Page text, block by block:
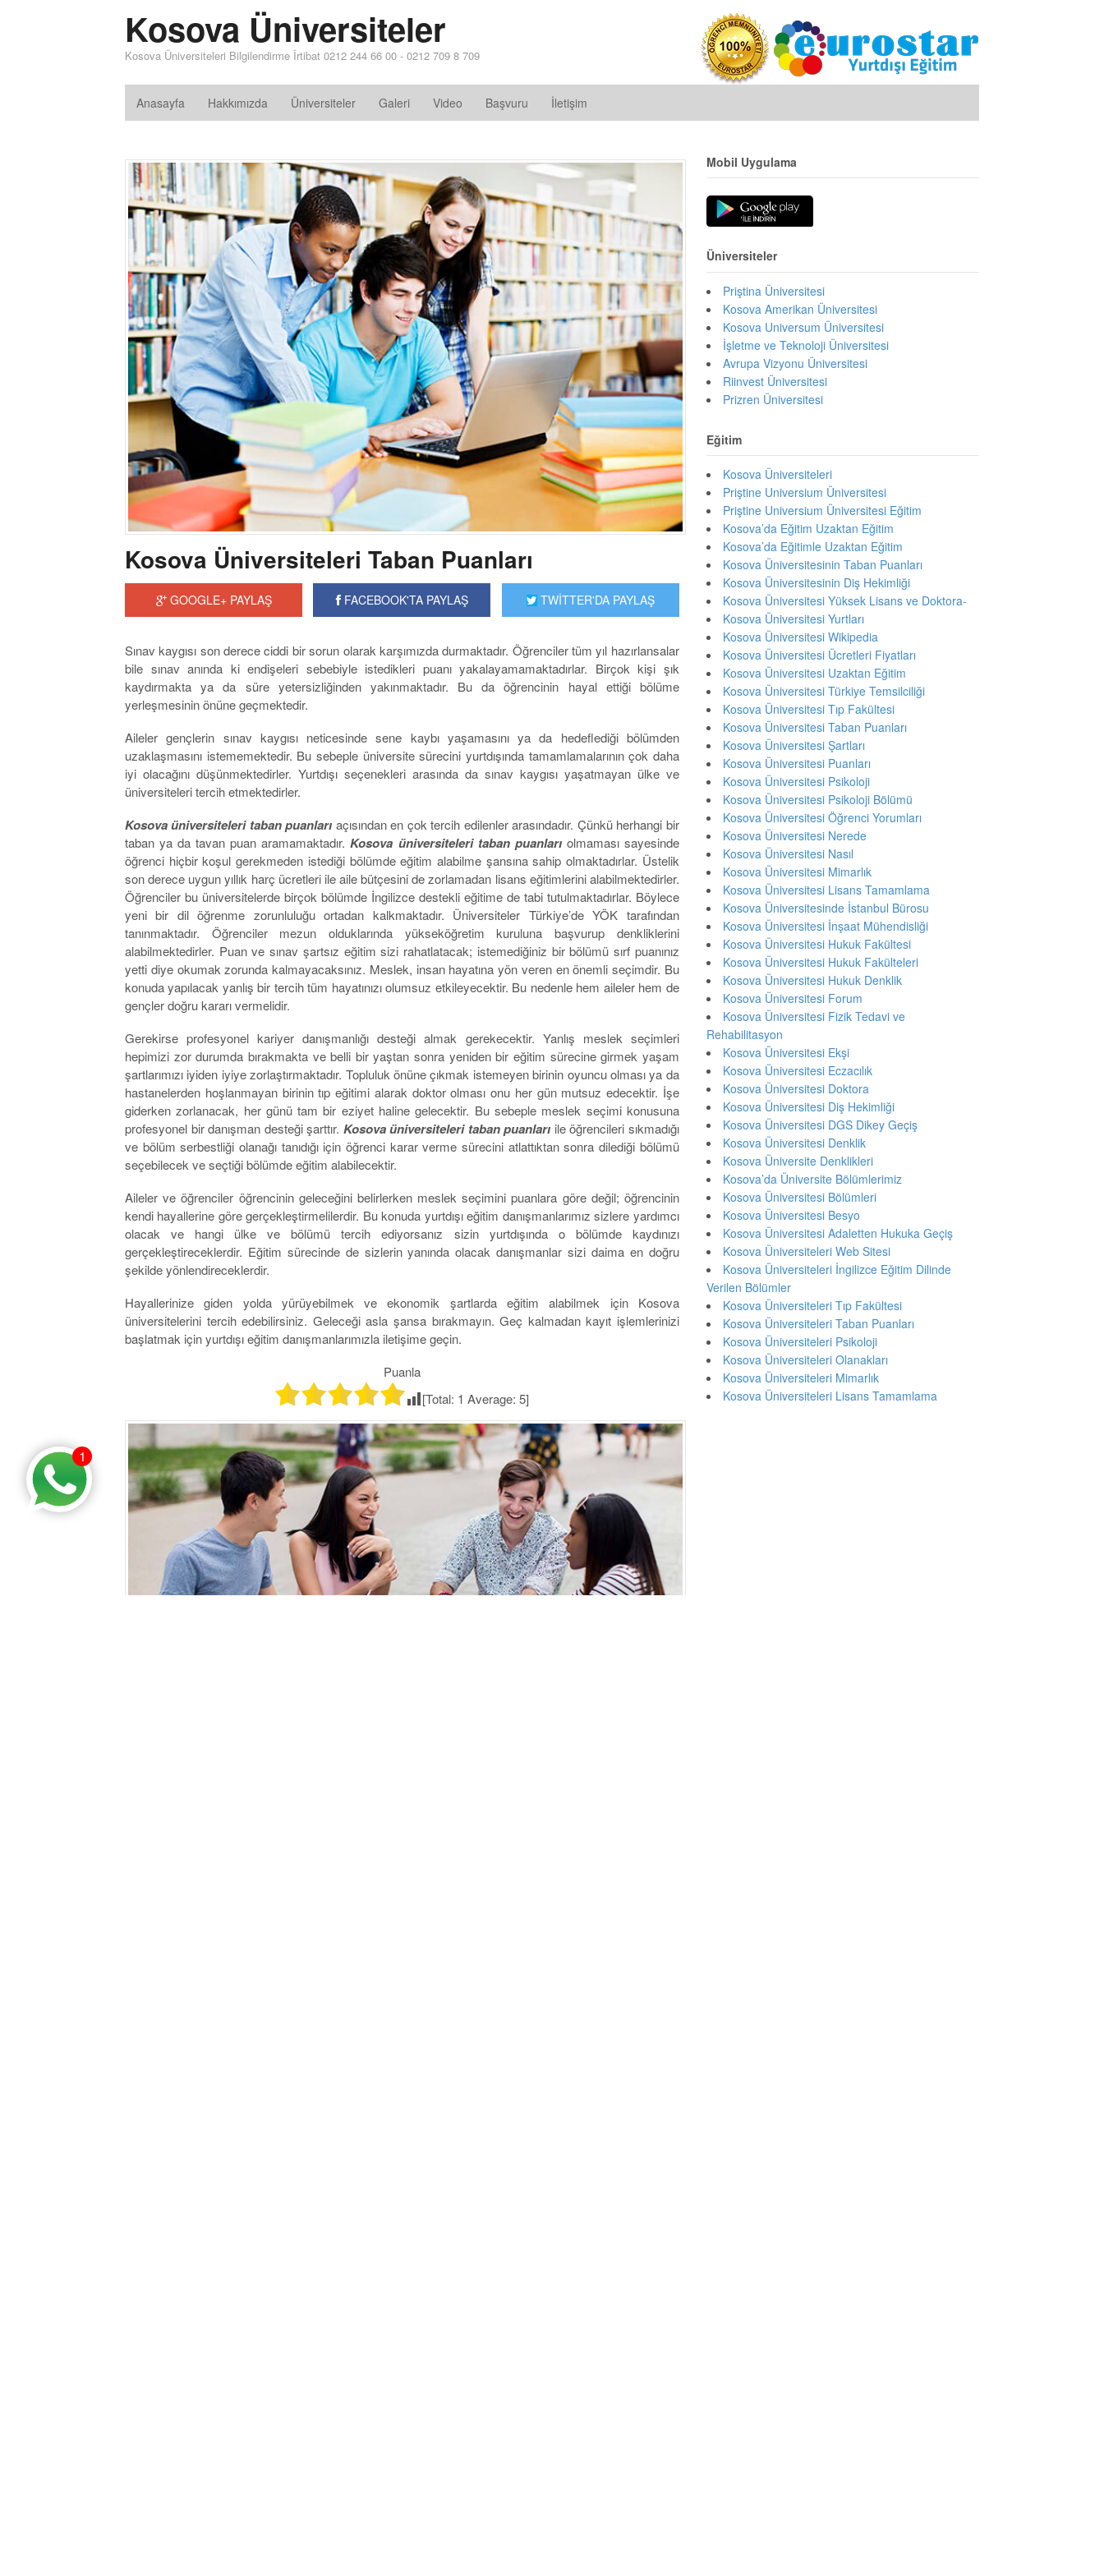
Kosova Üniversiteler
Kosova Üniversiteleri Bilgilendirme İrtibat 0212 244 66 00 - 0212 709 8 709
Anasayfa Hakkımızda Üniversiteler Galeri Video Başvuru İletişim
Kosova Üniversiteleri Taban Puanları
GOOGLE+ PAYLAŞ FACEBOOK'TA PAYLAŞ TWİTTER'DA PAYLAŞ
Sınav kaygısı son derece ciddi bir sorun olarak karşımızda durmaktadır. Öğrenciler tüm yıl hazırlansalar
bile sınav anında ki endişeleri sebebiyle istedikleri puanı yakalayamamaktadırlar. Birçok kişi şık
kaydırmakta ya da süre yetersizliğinden yakınmaktadır. Bu da öğrencinin hayal ettiği bölüme
yerleşmesinin önüne geçmektedir.
Aileler gençlerin sınav kaygısı neticesinde sene kaybı yaşamasını ya da hedeflediği bölümden
uzaklaşmasını istememektedir. Bu sebeple üniversite sürecini yurtdışında tamamlamalarının çok daha
iyi olacağını düşünmektedirler. Yurtdışı seçenekleri arasında da sınav kaygısı yaşatmayan ülke ve
üniversiteleri tercih etmektedirler.
Kosova üniversiteleri taban puanları açısından en çok tercih edilenler arasındadır. Çünkü herhangi bir
taban ya da tavan puan aramamaktadır.Kosova üniversiteleri taban puanları olmaması sayesinde
öğrenci hiçbir koşul gerekmeden istediği bölümde eğitim alabilme şansına sahip olmaktadırlar. Üstelik
son derece uygun yıllık harç ücretleri ile aile bütçesini de zorlamadan lisans eğitimlerini alabilmektedirler.
Öğrenciler bu üniversitelerde birçok bölümde İngilizce destekli eğitime de tabi tutulmaktadırlar. Böylece
yeni bir dil öğrenme zorunluluğu ortadan kalkmaktadır. Üniversiteler Türkiye’de YÖK tarafından
tanınmaktadır. Öğrenciler mezun olduklarında yükseköğretim kuruluna başvurup denkliklerini
alabilmektedirler. Puan ve sınav şartsız eğitim sizi rahatlatacak; istemediğiniz bir bölümü sırf puanınız
yetti diye okumak zorunda kalmayacaksınız. Meslek, insan hayatına yön veren en önemli seçimdir. Bu
konuda yapılacak yanlış bir tercih tüm hayatınızı olumsuz etkileyecektir. Bu nedenle hem aileler hem de
gençler doğru kararı vermelidir.
Gerekirse profesyonel kariyer danışmanlığı desteği almak gerekecektir. Yanlış meslek seçimleri
hepimizi zor durumda bırakmakta ve belli bir yaştan sonra yeniden bir eğitim sürecine girmek yaşam
şartlarımızı iyiden iyiye zorlaştırmaktadır. Topluluk önüne çıkmak istemeyen birinin oyuncu olması ya da
hastanelerden hoşlanmayan birinin tıp eğitimi alarak doktor olması onu her gün mutsuz edecektir. İşe
giderken zorlanacak, her günü tam bir eziyet haline gelecektir. Bu sebeple meslek seçimi konusuna
profesyonel bir danışman desteği şarttır. Kosova üniversiteleri taban puanları ile öğrencileri sıkmadığı
ve bölüm serbestliği olanağı tanıdığı için öğrenci karar verme sürecini atlattıktan sonra dilediği bölümü
seçebilecek ve seçtiği bölümde eğitim alabilecektir.
Aileler ve öğrenciler öğrencinin geleceğini belirlerken meslek seçimini puanlara göre değil; öğrencinin
kendi hayallerine göre gerçekleştirmelilerdir. Bu konuda yurtdışı eğitim danışmanlarımız sizlere yardımcı
olacak ve hangi ülke ve bölümü tercih ediyorsanız sizin yurtdışında o bölümde kaydınızı
gerçekleştireceklerdir. Eğitim sürecinde de sizlerin yanında olacak danışmanlar sizi daima en doğru
şekilde yönlendireceklerdir.
Hayallerinize giden yolda yürüyebilmek ve ekonomik şartlarda eğitim alabilmek için Kosova
üniversitelerini tercih edebilirsiniz. Geleceği asla şansa bırakmayın. Geç kalmadan kayıt işlemlerinizi
başlatmak için yurtdışı eğitim danışmanlarımızla iletişime geçin.
Puanla
[Total: 1 Average:5]
Mobil Uygulama
Üniversiteler
Priştina Üniversitesi
Kosova Amerikan Üniversitesi
Kosova Universum Üniversitesi
İşletme ve Teknoloji Üniversitesi
Avrupa Vizyonu Üniversitesi
Riinvest Üniversitesi
Prizren Üniversitesi
Eğitim
Kosova Üniversiteleri
Priştine Universium Üniversitesi
Priştine Universium Üniversitesi Eğitim
Kosova’da Eğitim Uzaktan Eğitim
Kosova’da Eğitimle Uzaktan Eğitim
Kosova Üniversitesinin Taban Puanları
Kosova Üniversitesinin Diş Hekimliği
Kosova Üniversitesi Yüksek Lisans ve Doktora-
Kosova Üniversitesi Yurtları
Kosova Üniversitesi Wikipedia
Kosova Üniversitesi Ücretleri Fiyatları
Kosova Üniversitesi Uzaktan Eğitim
Kosova Üniversitesi Türkiye Temsilciliği
Kosova Üniversitesi Tıp Fakültesi
Kosova Üniversitesi Taban Puanları
Kosova Üniversitesi Şartları
Kosova Üniversitesi Puanları
Kosova Üniversitesi Psikoloji
Kosova Üniversitesi Psikoloji Bölümü
Kosova Üniversitesi Öğrenci Yorumları
Kosova Üniversitesi Nerede
Kosova Üniversitesi Nasıl
Kosova Üniversitesi Mimarlık
Kosova Üniversitesi Lisans Tamamlama
Kosova Üniversitesinde İstanbul Bürosu
Kosova Üniversitesi İnşaat Mühendisliği
Kosova Üniversitesi Hukuk Fakültesi
Kosova Üniversitesi Hukuk Fakülteleri
Kosova Üniversitesi Hukuk Denklik
Kosova Üniversitesi Forum
Kosova Üniversitesi Fizik Tedavi ve
Rehabilitasyon
Kosova Üniversitesi Ekşi
Kosova Üniversitesi Eczacılık
Kosova Üniversitesi Doktora
Kosova Üniversitesi Diş Hekimliği
Kosova Üniversitesi DGS Dikey Geçiş
Kosova Üniversitesi Denklik
Kosova Üniversite Denklikleri
Kosova’da Üniversite Bölümlerimiz
Kosova Üniversitesi Bölümleri
Kosova Üniversitesi Besyo
Kosova Üniversitesi Adaletten Hukuka Geçiş
Kosova Üniversiteleri Web Sitesi
Kosova Üniversiteleri İngilizce Eğitim Dilinde
Verilen Bölümler
Kosova Üniversiteleri Tıp Fakültesi
Kosova Üniversiteleri Taban Puanları
Kosova Üniversiteleri Psikoloji
Kosova Üniversiteleri Olanakları
Kosova Üniversiteleri Mimarlık
Kosova Üniversiteleri Lisans Tamamlama
1